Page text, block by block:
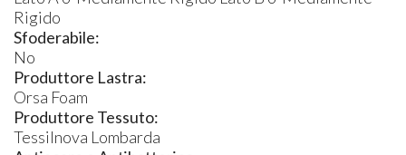
Rigido
Sfoderabile:
No
Produttore Lastra:
Orsa Foam
Produttore Tessuto:
Tessilnova Lombarda